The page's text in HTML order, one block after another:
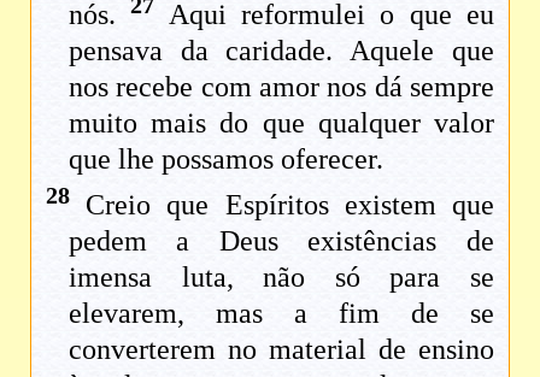
nós.
Aqui reformulei o que eu
pensava da caridade. Aquele que
nos recebe com amor nos dá sempre
muito mais do que qualquer valor
que lhe possamos oferecer.
28 Creio que Espíritos existem que
pedem a Deus existências de
imensa luta, não só para se
elevarem, mas a fim de se
converterem no material de ensino